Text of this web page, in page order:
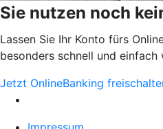
Sie nutzen noch
Lassen Sie Ihr Konto fürs
besonders schnell und einfach
Jetzt OnlineBanking